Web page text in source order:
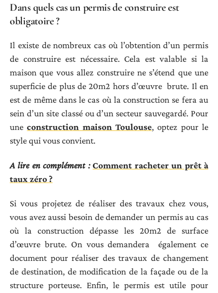
Dans quels cas un permis de construire est
obligatoire ?
Il existe de nombreux cas où l’obtention d’un permis
de construire est nécessaire. Cela est valable si la
maison que vous allez construire ne s’étend que une
superficie de plus de 20m2 hors d’œuvre brute. Il en
est de même dans le cas où la construction se fera au
sein d’un site classé ou d’un secteur sauvegardé. Pour
uneconstruction maison Toulouse, optez pour le
style qui vous convient.
A lire en complément : Comment racheter un prêt à
taux zéro ?
Si vous projetez de réaliser des travaux chez vous,
vous avez aussi besoin de demander un permis au cas
où la construction dépasse les 20m2 de surface
d’œuvre brute. On vous demandera également ce
document pour réaliser des travaux de changement
de destination, de modification de la façade ou de la
structure porteuse. Enfin, le permis est utile pour